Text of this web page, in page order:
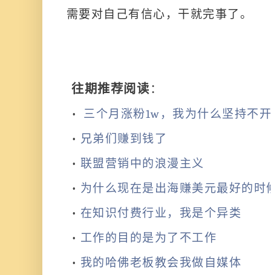
需要对自己有信心，干就完事了。
往期推荐阅读 ：
• 三个月涨粉1w，我为什么坚持不
• 兄弟们赚到钱了
• 联盟营销中的浪漫主义
• 为什么现在是出海赚美元最好的时
• 在知识付费行业，我是个异类
• 工作的目的是为了不工作
• 我的哈佛老板教会我做自媒体